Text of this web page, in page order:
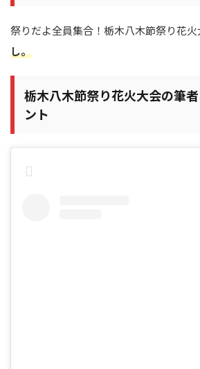
祭りだよ全員集合！栃木八木節祭り花火
し。
栃木八木節祭り花火大会の筆
ント